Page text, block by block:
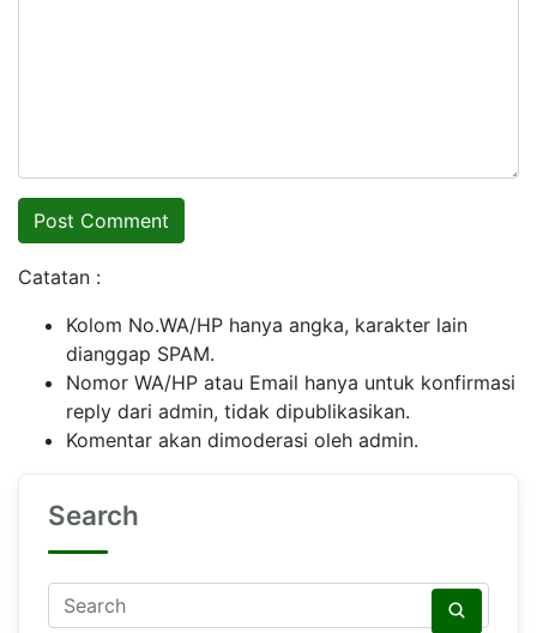
Catatan :
Kolom No.WA/HP hanya angka, karakter lain
dianggap SPAM.
Nomor WA/HP atau Email hanya untuk konfirmasi
reply dari admin, tidak dipublikasikan.
Komentar akan dimoderasi oleh admin.
Search